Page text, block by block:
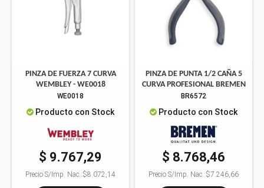
PINZA DE FUERZA 7 CURVA
WEMBLEY - WE0018
WE0018
Producto con Stock
$ 9.767,29
Precio S/Imp. Nac.:$8.072,14
PINZA DE PUNTA 1/2 CAÑA 5
CURVA PROFESIONAL BREMEN
BR6572
Producto con Stock
$ 8.768,46
Precio S/Imp. Nac.:$7.246,66